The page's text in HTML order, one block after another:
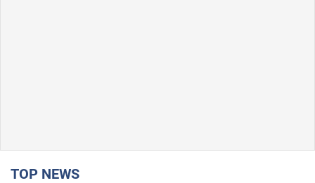
TOP NEWS